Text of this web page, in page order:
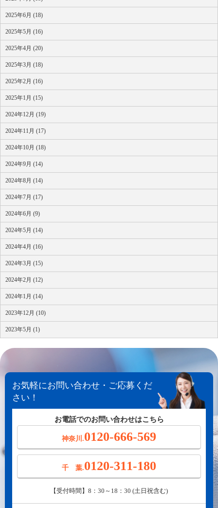
2025年6月 (18)
2025年5月 (16)
2025年4月 (20)
2025年3月 (18)
2025年2月 (16)
2025年1月 (15)
2024年12月 (19)
2024年11月 (17)
2024年10月 (18)
2024年9月 (14)
2024年8月 (14)
2024年7月 (17)
2024年6月 (9)
2024年5月 (14)
2024年4月 (16)
2024年3月 (15)
2024年2月 (12)
2024年1月 (14)
2023年12月 (10)
2023年5月 (1)
お気軽にお問い合わせ・ご応募くだ
さい！
お電話でのお問い合わせはこちら
神奈川.0120-666-569
千 葉.0120-311-180
【受付時間】8：30～18：30 (土日祝含む)